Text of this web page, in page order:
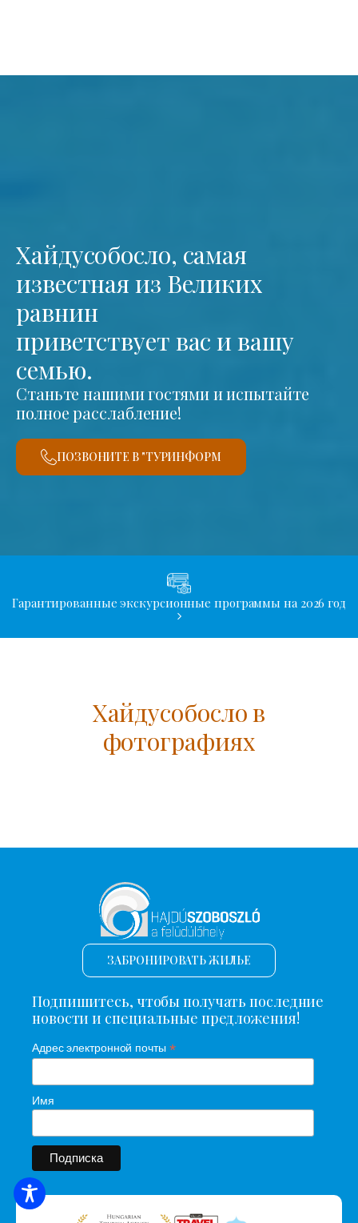
Хайдусобосло, самая
известная из Великих
равнин
приветствует вас и вашу
семью.
Станьте нашими гостями и испытайте
полное расслабление!
ПОЗВОНИТЕ В "ТУРИНФОРМ
Гарантированные экскурсионные программы на 2026 год
Хайдусобосло в
фотографиях
ПОИСК ЖИЛЬЯ
ЗАБРОНИРОВАТЬ ЖИЛЬЕ
Подпишитесь, чтобы получать последние
новости и специальные предложения!
Адрес электронной почты *
Имя